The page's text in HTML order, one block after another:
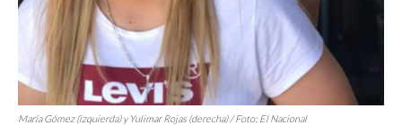
María Gómez (izquierda) y Yulimar Rojas (derecha) / Foto: El Nacional